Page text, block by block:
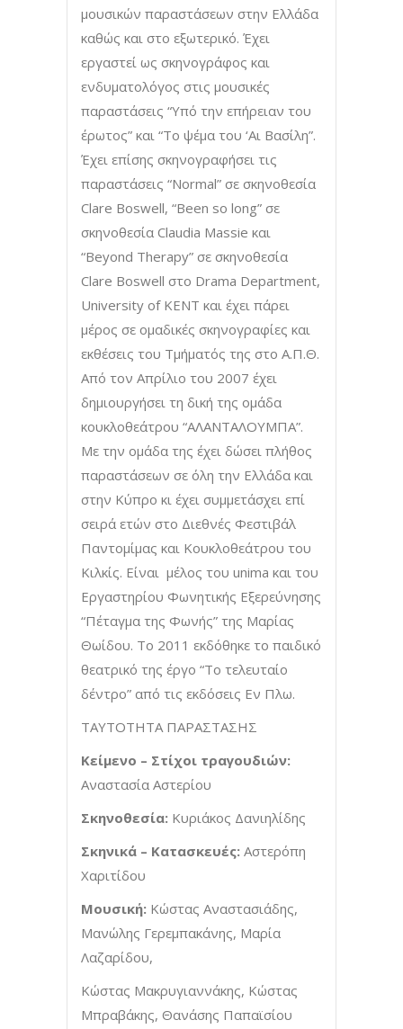
μουσικών παραστάσεων στην Ελλάδα
καθώς και στο εξωτερικό. Έχει
εργαστεί ως σκηνογράφος και
ενδυματολόγος στις μουσικές
παραστάσεις “Υπό την επήρειαν του
έρωτος” και “Το ψέμα του ‘Αι Βασίλη”.
Έχει επίσης σκηνογραφήσει τις
παραστάσεις “Normal” σε σκηνοθεσία
Clare Boswell, “Been so long” σε
σκηνοθεσία Claudia Massie και
“Beyond Therapy” σε σκηνοθεσία
Clare Boswell στο Drama Department,
University of KENT και έχει πάρει
μέρος σε ομαδικές σκηνογραφίες και
εκθέσεις του Τμήματός της στο Α.Π.Θ.
Από τον Απρίλιο του 2007 έχει
δημιουργήσει τη δική της ομάδα
κουκλοθεάτρου “ΑΛΑΝΤΑΛΟΥΜΠΑ”.
Με την ομάδα της έχει δώσει πλήθος
παραστάσεων σε όλη την Ελλάδα και
στην Κύπρο κι έχει συμμετάσχει επί
σειρά ετών στο Διεθνές Φεστιβάλ
Παντομίμας και Κουκλοθεάτρου του
Κιλκίς. Είναι μέλος του unima και του
Εργαστηρίου Φωνητικής Εξερεύνησης
“Πέταγμα της Φωνής” της Μαρίας
Θωίδου. Το 2011 εκδόθηκε το παιδικό
θεατρικό της έργο “Το τελευταίο
δέντρο” από τις εκδόσεις Εν Πλω.
ΤΑΥΤΟΤΗΤΑ ΠΑΡΑΣΤΑΣΗΣ
Κείμενο – Στίχοι τραγουδιών:
Αναστασία Αστερίου
Σκηνοθεσία: Κυριάκος Δανιηλίδης
Σκηνικά – Κατασκευές: Αστερόπη
Χαριτίδου
Μουσική: Κώστας Αναστασιάδης,
Μανώλης Γερεμπακάνης, Μαρία
Λαζαρίδου,
Κώστας Μακρυγιαννάκης, Κώστας
Μπραβάκης, Θανάσης Παπαϊσίου